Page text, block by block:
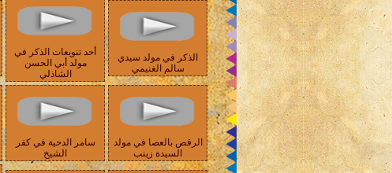
الذكر في مولد سيدي
سالم الغنيمي
أحد تنويعات الذكر في
مولد أبي الحسن
الشاذلي
الرقص بالعصا في مولد
السيدة زينب
سامر الدحية في كفر
الشيخ